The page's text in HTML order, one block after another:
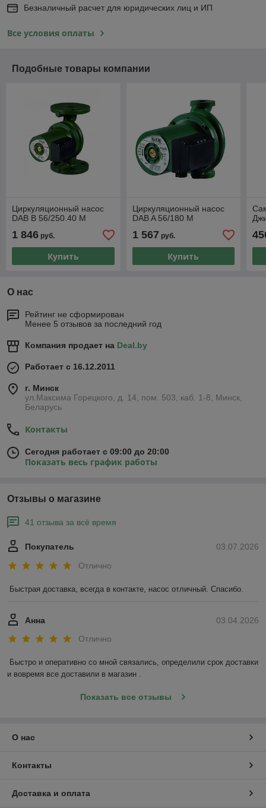
Безналичный расчет для юридических лиц и ИП
Все условия оплаты
Подобные товары компании
Циркуляционный насос
DAB B 56/250.40 M
1 846 руб.
Купить
Циркуляционный насос
DAB A 56/180 M
1 567 руб.
Купить
О нас
Рейтинг не сформирован
Менее 5 отзывов за последний год
Компания продает на Deal.by
Работает с 16.12.2011
г. Минск
ул.Максима Горецкого, д. 14, пом. 503, каб. 1-8, Минск,
Беларусь
Контакты
Сегодня работает с 09:00 до 20:00
Показать весь график работы
Отзывы о магазине
41 отзыва за всё время
03.07.2026
Покупатель
Отлично
Быстрая доставка, всегда в контакте, насос отличный. Спасибо.
03.04.2026
Анна
Отлично
Быстро и оперативно со мной связались, определили срок доставки
и вовремя все доставили в магазин .
Показать все отзывы
О нас
Контакты
Доставка и оплата